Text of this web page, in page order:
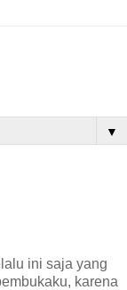
▼
ini saja yang
karena